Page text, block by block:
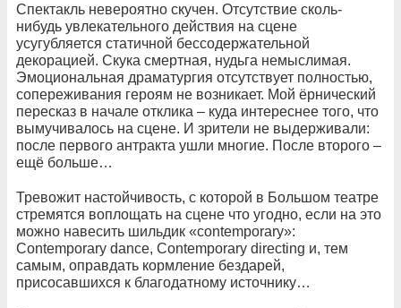
Спектакль невероятно скучен. Отсутствие сколь-
нибудь увлекательного действия на сцене
усугубляется статичной бессодержательной
декорацией. Скука смертная, нудьга немыслимая.
Эмоциональная драматургия отсутствует полностью,
сопереживания героям не возникает. Мой ёрнический
пересказ в начале отклика – куда интереснее того, что
вымучивалось на сцене. И зрители не выдерживали:
после первого антракта ушли многие. После второго –
ещё больше…
Тревожит настойчивость, с которой в Большом театре
стремятся воплощать на сцене что угодно, если на это
можно навесить шильдик «contemporary»:
Сontemporary dance, Contemporary directing и, тем
самым, оправдать кормление бездарей,
присосавшихся к благодатному источнику…